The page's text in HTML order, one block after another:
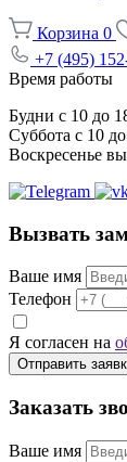
Корзина 0
+7 (495)
Время работы
Будни с 10 до
Суббота с 10
Воскресенье
Вызвать
Ваше имя
Телефон
Я согласен на
Отправить
Заказать
Ваше имя